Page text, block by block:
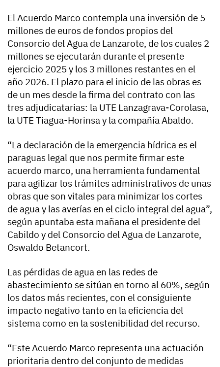
El Acuerdo Marco contempla una inversión de 5
millones de euros de fondos propios del
Consorcio del Agua de Lanzarote, de los cuales 2
millones se ejecutarán durante el presente
ejercicio 2025 y los 3 millones restantes en el
año 2026. El plazo para el inicio de las obras es
de un mes desde la firma del contrato con las
tres adjudicatarias: la UTE Lanzagrava-Corolasa,
la UTE Tiagua-Horinsa y la compañía Abaldo.
“La declaración de la emergencia hídrica es el
paraguas legal que nos permite firmar este
acuerdo marco, una herramienta fundamental
para agilizar los trámites administrativos de unas
obras que son vitales para minimizar los cortes
de agua y las averías en el ciclo integral del agua”,
según apuntaba esta mañana el presidente del
Cabildo y del Consorcio del Agua de Lanzarote,
Oswaldo Betancort.
Las pérdidas de agua en las redes de
abastecimiento se sitúan en torno al 60%, según
los datos más recientes, con el consiguiente
impacto negativo tanto en la eficiencia del
sistema como en la sostenibilidad del recurso.
“Este Acuerdo Marco representa una actuación
prioritaria dentro del conjunto de medidas